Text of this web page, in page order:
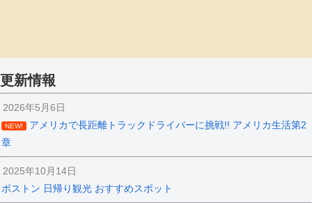
更新情報
2026年5月6日
NEW!
アメリカで長距離トラックドライバーに挑戦!! アメリカ生活第2
章
2025年10月14日
ボストン 日帰り観光 おすすめスポット